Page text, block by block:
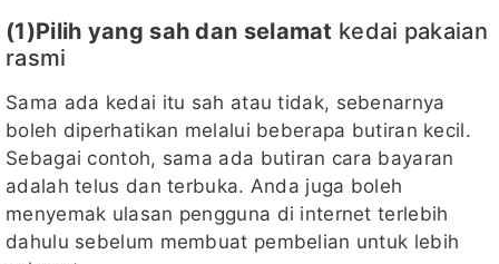
(1)Pilih yang sah dan selamat kedai pakaian
rasmi
Sama ada kedai itu sah atau tidak, sebenarnya
boleh diperhatikan melalui beberapa butiran kecil.
Sebagai contoh, sama ada butiran cara bayaran
adalah telus dan terbuka. Anda juga boleh
menyemak ulasan pengguna di internet terlebih
dahulu sebelum membuat pembelian untuk lebih